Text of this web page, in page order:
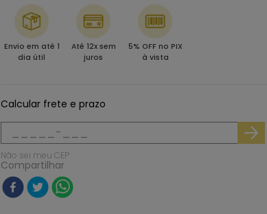
Envio em até 1
dia útil
Até 12x sem
juros
5% OFF no PIX
à vista
Calcular frete e prazo
Não sei meu CEP
Compartilhar